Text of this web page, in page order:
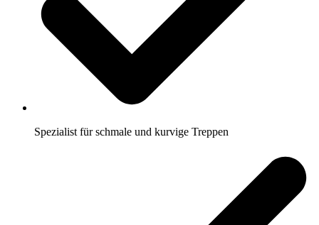
Spezialist für schmale und kurvige Treppen